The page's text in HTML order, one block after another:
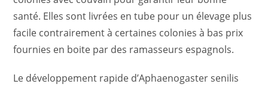
santé. Elles sont livrées en tube pour un élevage plus
facile contrairement à certaines colonies à bas prix
fournies en boite par des ramasseurs espagnols.
Le développement rapide d’Aphaenogaster senilis